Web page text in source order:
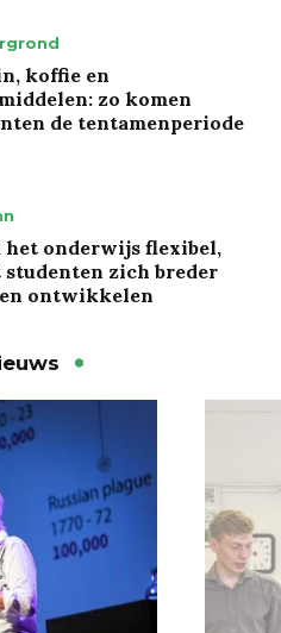
koffie en
zo komen
de tentamenperiode
het onderwijs flexibel,
studenten zich breder
ontwikkelen